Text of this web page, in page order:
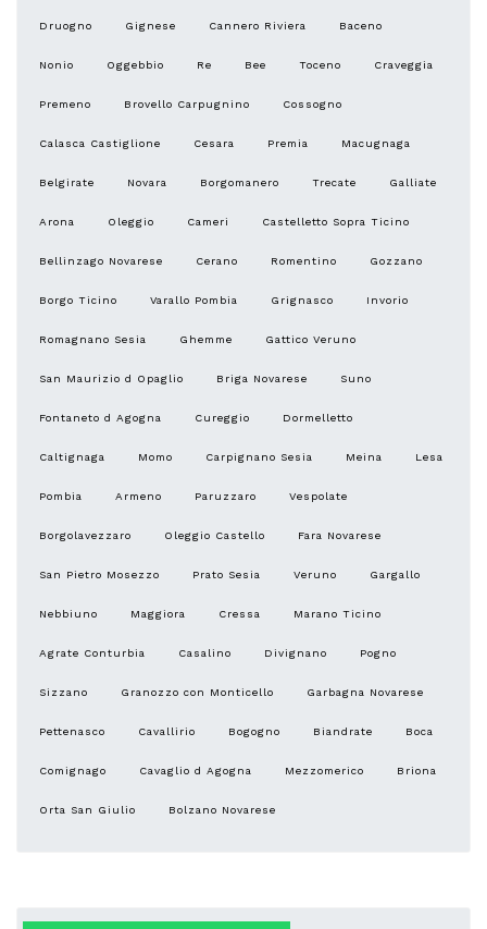
Druogno Gignese Cannero Riviera Baceno
Nonio Oggebbio Re Bee Toceno Craveggia
Premeno Brovello Carpugnino Cossogno
Calasca Castiglione Cesara Premia Macugnaga
Belgirate Novara Borgomanero Trecate Galliate
Arona Oleggio Cameri Castelletto Sopra Ticino
Bellinzago Novarese Cerano Romentino Gozzano
Borgo Ticino Varallo Pombia Grignasco Invorio
Romagnano Sesia Ghemme Gattico Veruno
San Maurizio d Opaglio Briga Novarese Suno
Fontaneto d Agogna Cureggio Dormelletto
Caltignaga Momo Carpignano Sesia Meina Lesa
Pombia Armeno Paruzzaro Vespolate
Borgolavezzaro Oleggio Castello Fara Novarese
San Pietro Mosezzo Prato Sesia Veruno Gargallo
Nebbiuno Maggiora Cressa Marano Ticino
Agrate Conturbia Casalino Divignano Pogno
Sizzano Granozzo con Monticello Garbagna Novarese
Pettenasco Cavallirio Bogogno Biandrate Boca
Comignago Cavaglio d Agogna Mezzomerico Briona
Orta San Giulio Bolzano Novarese